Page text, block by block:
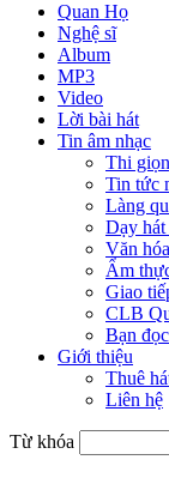
Quan Họ
Nghệ sĩ
Album
MP3
Video
Lời bài hát
Tin âm nhạc
Thi
Tin tức
Làng
Dạy hát
Văn
Ẩm
Giao
CLB
Bạn
Giới thiệu
Thuê
Liên hệ
Từ khóa